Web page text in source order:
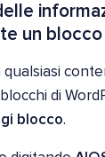
un blocco
qualsiasi
di
blocco.